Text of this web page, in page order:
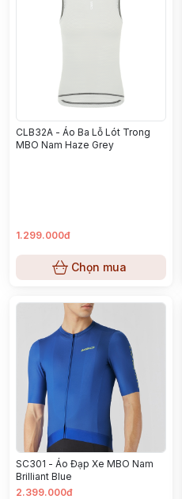
CLB32A - Áo Ba Lỗ Lót Trong
MBO Nam Haze Grey
1.299.000đ
Chọn mua
SC301 - Áo Đạp Xe MBO Nam
Brilliant Blue
2.399.000đ